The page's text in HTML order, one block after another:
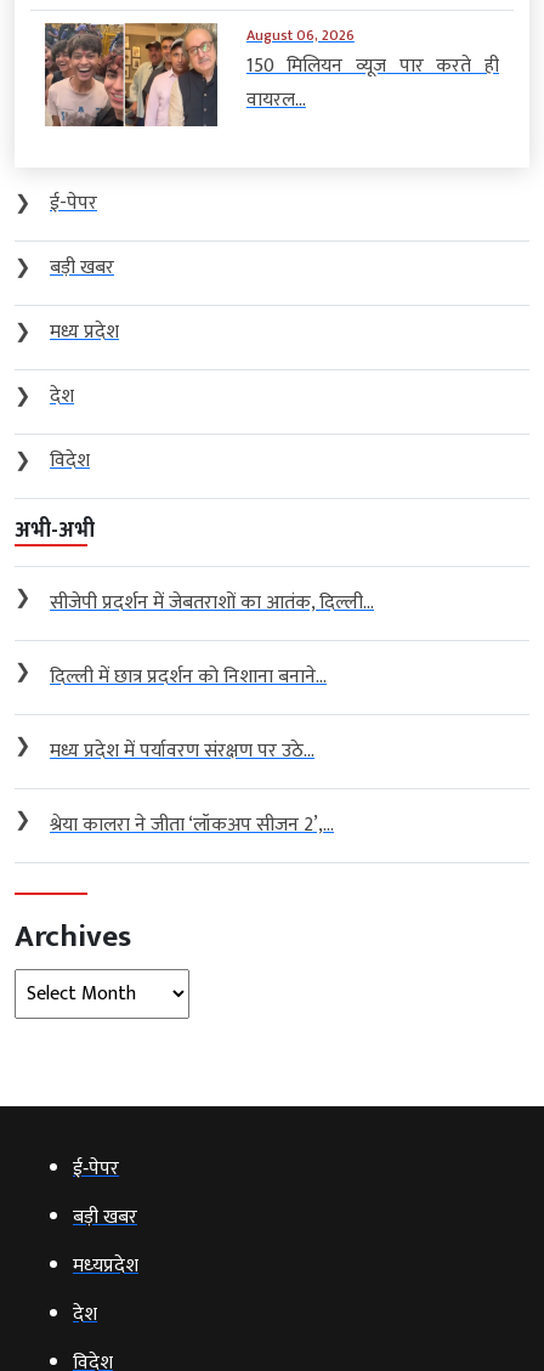
August 06, 2026
150 मिलियन व्यूज पार करते ही
वायरल...
❯
ई-पेपर
❯
बड़ी खबर
❯
मध्य प्रदेश
❯
देश
❯
विदेश
अभी-अभी
❯ सीजेपी प्रदर्शन में जेबतराशों का आतंक, दिल्ली...
❯ दिल्ली में छात्र प्रदर्शन को निशाना बनाने...
❯ मध्य प्रदेश में पर्यावरण संरक्षण पर उठे...
❯ श्रेया कालरा ने जीता ‘लॉकअप सीजन 2’,...
Archives
Archives
ई‑पेपर
बड़ी खबर
मध्‍यप्रदेश
देश
विदेश